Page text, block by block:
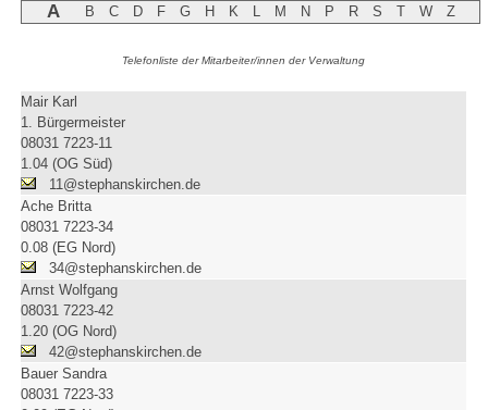
A B C D F G H K L M N P R S T W Z
Telefonliste der Mitarbeiter/innen der Verwaltung
Mair Karl
1. Bürgermeister
08031 7223-11
1.04 (OG Süd)
11@stephanskirchen.de
Ache Britta
08031 7223-34
0.08 (EG Nord)
34@stephanskirchen.de
Arnst Wolfgang
08031 7223-42
1.20 (OG Nord)
42@stephanskirchen.de
Bauer Sandra
08031 7223-33